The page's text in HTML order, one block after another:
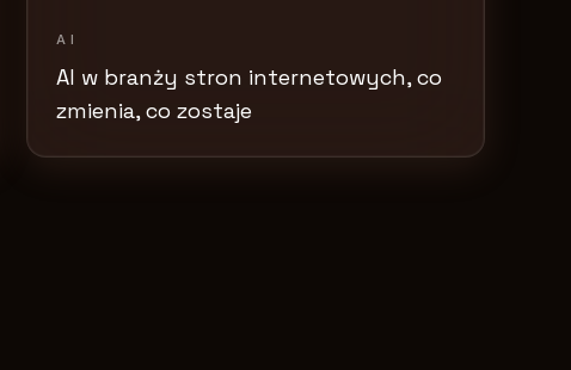
AI
AI w branży stron internetowych, co
zmienia, co zostaje